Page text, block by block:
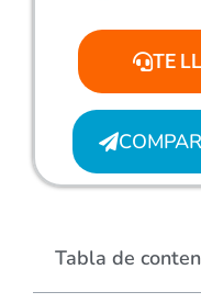
TE
Tabla de